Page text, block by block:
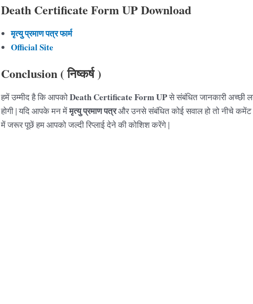
Death Certificate Form UP Download
मृत्युप्रमाण पत्र फार्म
Official Site
Conclusion (निष्कर्ष )
हमें उम्मीद है कि आपकोDeath Certificate Form UPसे संबंधित जानकारी अच्छी
होगी | यदि आपके मन मेंमृत्युप्रमाण पत्रऔर उनसे संबंधित कोई सवाल हो तो नीचे कमेंट
में जरूर पूछें हम आपको जल्दी रिप्लाई देने की कोशिश करेंगे |